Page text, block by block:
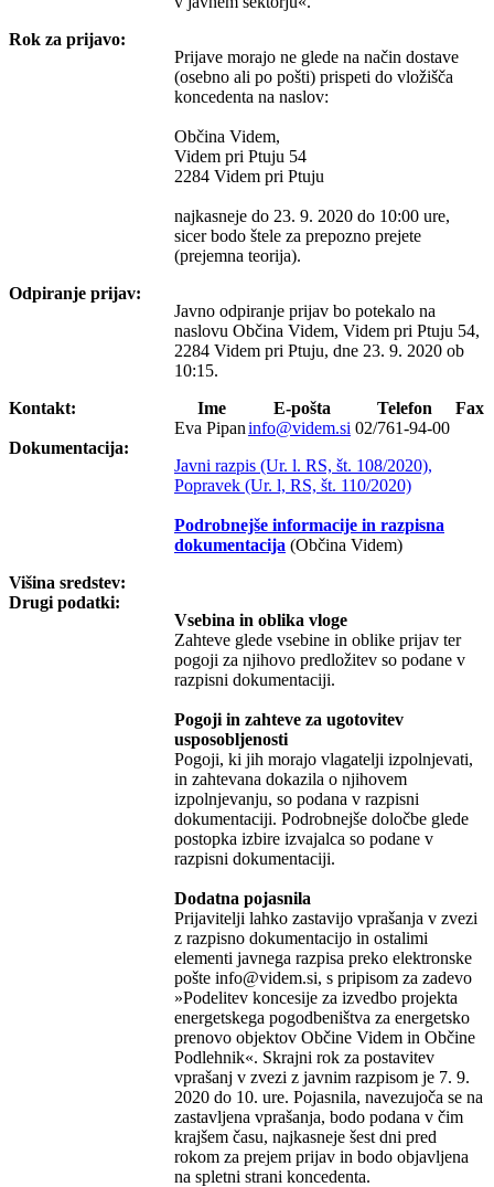
Rok za prijavo:
Prijave morajo ne glede na način dostave
(osebno ali po pošti) prispeti do vložišča
koncedenta na naslov:
Občina Videm,
Videm pri Ptuju 54
2284 Videm pri Ptuju
najkasneje do 23. 9. 2020 do 10:00 ure,
sicer bodo štele za prepozno prejete
(prejemna teorija).
Odpiranje prijav:
Javno odpiranje prijav bo potekalo na
naslovu Občina Videm, Videm pri Ptuju 54,
2284 Videm pri Ptuju, dne 23. 9. 2020 ob
10:15.
Kontakt:
Ime E-pošta Telefon
Fax
Eva Pipaninfo@videm.si 02/761-94-00
Dokumentacija:
Javni razpis (Ur. l. RS, št. 108/2020),
Popravek (Ur. l, RS, št. 110/2020)
Podrobnejše informacije in razpisna
dokumentacija (Občina Videm)
Višina sredstev:
Drugi podatki:
Vsebina in oblika vloge
Zahteve glede vsebine in oblike prijav ter
pogoji za njihovo predložitev so podane v
razpisni dokumentaciji.
Pogoji in zahteve za ugotovitev
usposobljenosti
Pogoji, ki jih morajo vlagatelji izpolnjevati,
in zahtevana dokazila o njihovem
izpolnjevanju, so podana v razpisni
dokumentaciji. Podrobnejše določbe glede
postopka izbire izvajalca so podane v
razpisni dokumentaciji.
Dodatna pojasnila
Prijavitelji lahko zastavijo vprašanja v zvezi
z razpisno dokumentacijo in ostalimi
elementi javnega razpisa preko elektronske
pošte info@videm.si, s pripisom za zadevo
»Podelitev koncesije za izvedbo projekta
energetskega pogodbeništva za energetsko
prenovo objektov Občine Videm in Občine
Podlehnik«. Skrajni rok za postavitev
vprašanj v zvezi z javnim razpisom je 7. 9.
2020 do 10. ure. Pojasnila, navezujoča se na
zastavljena vprašanja, bodo podana v čim
krajšem času, najkasneje šest dni pred
rokom za prejem prijav in bodo objavljena
na spletni strani koncedenta.